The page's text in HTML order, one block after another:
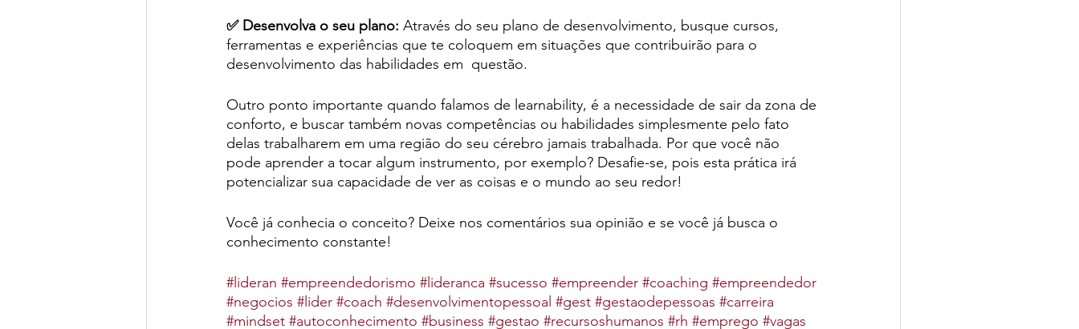
✅ Desenvolva o seu plano: Através do seu plano de desenvolvimento, busque cursos,
ferramentas e experiências que te coloquem em situações que contribuirão para o
desenvolvimento das habilidades em  questão.
Outro ponto importante quando falamos de learnability, é a necessidade de sair da zona de
conforto, e buscar também novas competências ou habilidades simplesmente pelo fato
delas trabalharem em uma região do seu cérebro jamais trabalhada. Por que você não
pode aprender a tocar algum instrumento, por exemplo? Desafie-se, pois esta prática irá
potencializar sua capacidade de ver as coisas e o mundo ao seu redor!
Você já conhecia o conceito? Deixe nos comentários sua opinião e se você já busca o
conhecimento constante!
#lideran #empreendedorismo #lideranca #sucesso #empreender #coaching #empreendedor
#negocios #lider #coach #desenvolvimentopessoal #gest #gestaodepessoas #carreira
#mindset #autoconhecimento #business #gestao #recursoshumanos #rh #emprego #vagas